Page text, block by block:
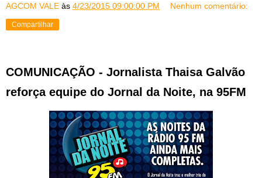
AGCOM VALE às 4/23/2015 09:00:00 PM Nenhum comentário:
Compartilhar
COMUNICAÇÃO - Jornalista Thaisa Galvão
reforça equipe do Jornal da Noite, na 95FM